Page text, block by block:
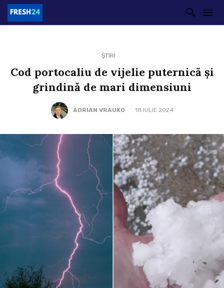
ȘTIRI
Cod portocaliu de vijelie puternică și
grindină de mari dimensiuni
ADRIAN VRAUKO 18 IULIE 2024